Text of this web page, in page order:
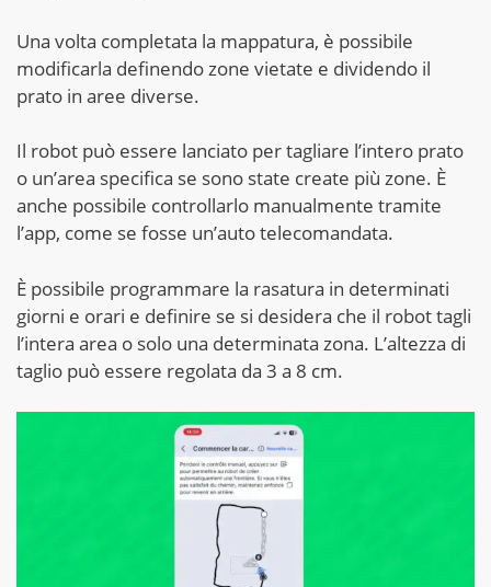
Una volta completata la mappatura, è possibile
modificarla definendo zone vietate e dividendo il
prato in aree diverse.
Il robot può essere lanciato per tagliare l’intero prato
o un’area specifica se sono state create più zone. È
anche possibile controllarlo manualmente tramite
l’app, come se fosse un’auto telecomandata.
È possibile programmare la rasatura in determinati
giorni e orari e definire se si desidera che il robot tagli
l’intera area o solo una determinata zona. L’altezza di
taglio può essere regolata da 3 a 8 cm.